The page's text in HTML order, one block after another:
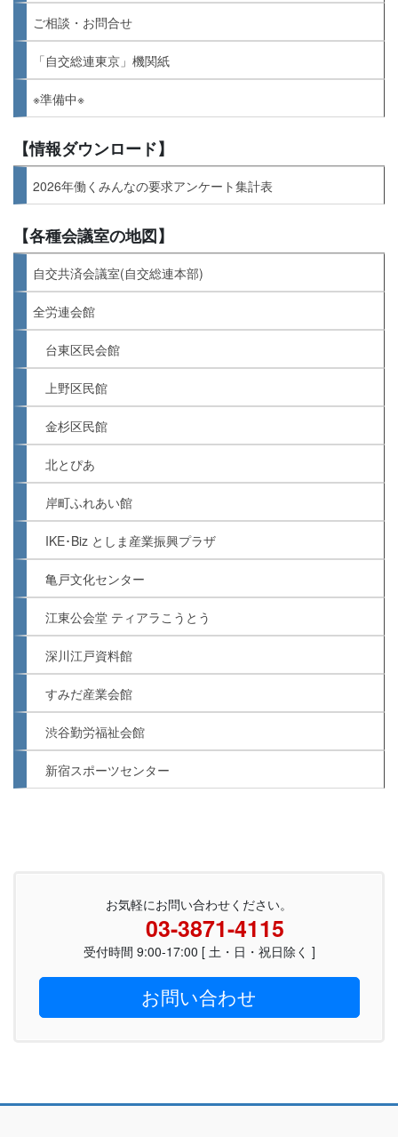
ご相談・お問合せ
「自交総連東京」機関紙
※準備中※
【情報ダウンロード】
2026年働くみんなの要求アンケート集計表
【各種会議室の地図】
自交共済会議室(自交総連本部)
全労連会館
台東区民会館
上野区民館
金杉区民館
北とぴあ
岸町ふれあい館
IKE･Biz としま産業振興プラザ
亀戸文化センター
江東公会堂 ティアラこうとう
深川江戸資料館
すみだ産業会館
渋谷勤労福祉会館
新宿スポーツセンター
お気軽にお問い合わせください。
03-3871-4115
受付時間 9:00-17:00 [ 土・日・祝日除く ]
お問い合わせ